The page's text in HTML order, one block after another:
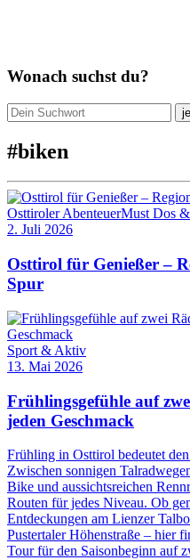
Wonach suchst du?
#biken
Osttiroler AbenteuerMust Dos &
2. Juli 2026
Osttirol für Genießer –
Spur
Sport & Aktiv
13. Mai 2026
Frühlingsgefühle auf
jeden Geschmack
Frühling in Osttirol bedeutet
Zwischen sonnigen
Bike und aussichtsreichen
Routen für jedes Niveau. Ob
Entdeckungen am Lienzer
Pustertaler Höhenstraße – hier
Tour für den Saisonbeginn auf